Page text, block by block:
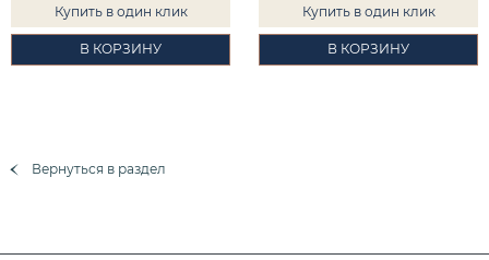
Купить в один клик
В КОРЗИНУ
Купить в один клик
В КОРЗИНУ
Вернуться в раздел